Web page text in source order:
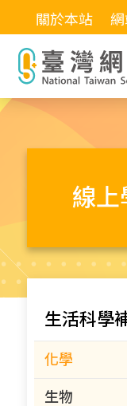
關於本站
線上
生活科學
化學
生物